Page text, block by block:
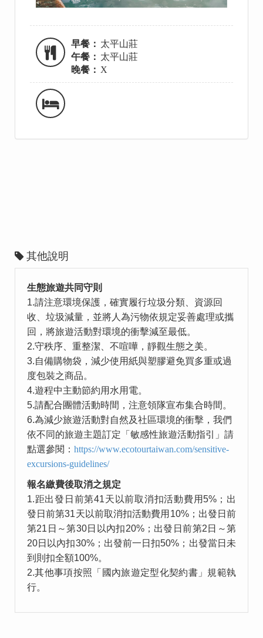
早餐： 太平山莊
午餐： 太平山莊
晚餐： X
其他說明
生態旅遊共同守則
1.請注意環境保護，確實履行垃圾分類、資源回
收、垃圾減量，並將人為污物依規定妥善處理或攜
回，將旅遊活動對環境的衝擊減至最低。
2.守秩序、重整潔、不喧嘩，靜觀生態之美。
3.自備購物袋，減少使用紙與塑膠避免買多重或過
度包裝之商品。
4.遊程中主動節約用水用電。
5.請配合團體活動時間，注意領隊宣布集合時間。
6.為減少旅遊活動對自然及社區環境的衝擊，我們
依不同的旅遊主題訂定「敏感性旅遊活動指引」請
點選參閱： https://www.ecotourtaiwan.com/sensitive-
excursions-guidelines/
報名繳費後取消之規定
1.距出發日前第41天以前取消扣活動費用5%；出
發日前第31天以前取消扣活動費用10%；出發日前
第21日～第30日以內扣20%；出發日前第2日～第
20日以內扣30%；出發前一日扣50%；出發當日未
到則扣全額100%。
2.其他事項按照「國內旅遊定型化契約書」規範執
行。